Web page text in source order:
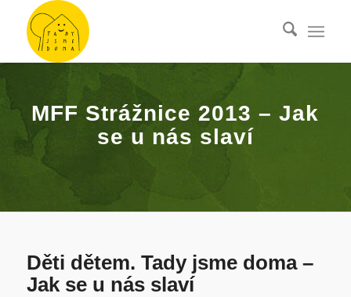
MFF Strážnice 2013 – Jak
se u nás slaví
Děti dětem. Tady jsme doma –
Jak se u nás slaví